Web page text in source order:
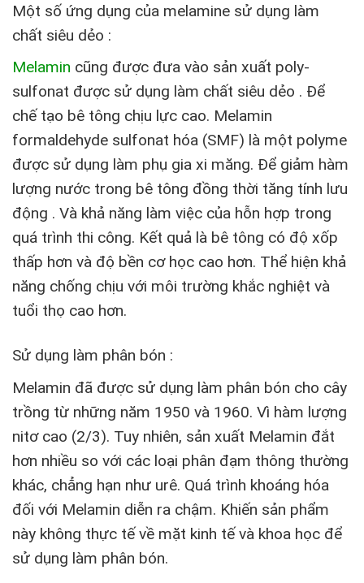
Một số ứng dụng của melamine sử dụng làm
chất siêu dẻo :
Melamin cũng được đưa vào sản xuất poly-
sulfonat được sử dụng làm chất siêu dẻo . Để
chế tạo bê tông chịu lực cao. Melamin
formaldehyde sulfonat hóa (SMF) là một polyme
được sử dụng làm phụ gia xi măng. Để giảm hàm
lượng nước trong bê tông đồng thời tăng tính lưu
động . Và khả năng làm việc của hỗn hợp trong
quá trình thi công. Kết quả là bê tông có độ xốp
thấp hơn và độ bền cơ học cao hơn. Thể hiện khả
năng chống chịu với môi trường khắc nghiệt và
tuổi thọ cao hơn.
Sử dụng làm phân bón :
Melamin đã được sử dụng làm phân bón cho cây
trồng từ những năm 1950 và 1960. Vì hàm lượng
nitơ cao (2/3). Tuy nhiên, sản xuất Melamin đắt
hơn nhiều so với các loại phân đạm thông thường
khác, chẳng hạn như urê. Quá trình khoáng hóa
đối với Melamin diễn ra chậm. Khiến sản phẩm
này không thực tế về mặt kinh tế và khoa học để
sử dụng làm phân bón.